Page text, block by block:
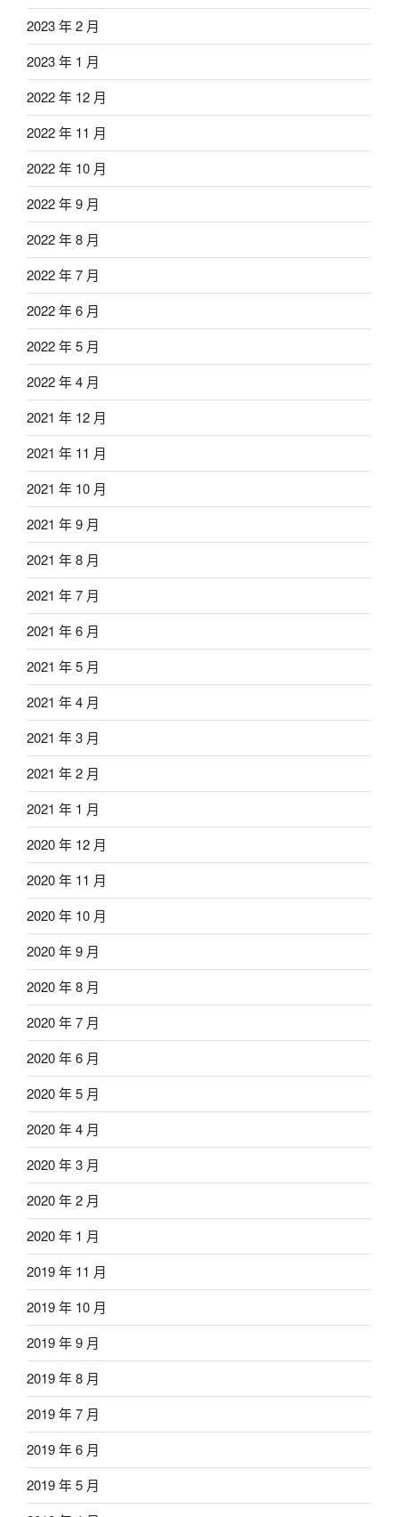
2023 年 2 月
2023 年 1 月
2022 年 12 月
2022 年 11 月
2022 年 10 月
2022 年 9 月
2022 年 8 月
2022 年 7 月
2022 年 6 月
2022 年 5 月
2022 年 4 月
2021 年 12 月
2021 年 11 月
2021 年 10 月
2021 年 9 月
2021 年 8 月
2021 年 7 月
2021 年 6 月
2021 年 5 月
2021 年 4 月
2021 年 3 月
2021 年 2 月
2021 年 1 月
2020 年 12 月
2020 年 11 月
2020 年 10 月
2020 年 9 月
2020 年 8 月
2020 年 7 月
2020 年 6 月
2020 年 5 月
2020 年 4 月
2020 年 3 月
2020 年 2 月
2020 年 1 月
2019 年 11 月
2019 年 10 月
2019 年 9 月
2019 年 8 月
2019 年 7 月
2019 年 6 月
2019 年 5 月